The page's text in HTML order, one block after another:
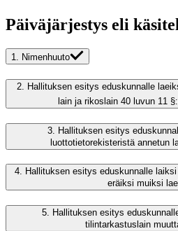
Päiväjärjestys eli
1. Nimenhuuto
2. Hallituksen esitys eduskunnalle
lain ja rikoslain 40 luvun 11
3. Hallituksen esitys
luottotietorekisteristä annetun
4. Hallituksen esitys eduskunnalle
eräiksi muiksi
5. Hallituksen esitys
tilintarkastuslain